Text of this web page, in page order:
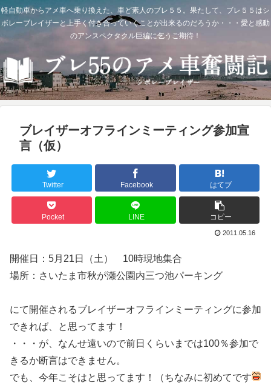
軽自動車からアメ車へ乗り換えた、車ど素人のブレ５５。果たして、ブレ５５はシ
ボレーブレイザーと上手く付き合っていくことが出来るのだろうか・・・愛と感動
のアンスペクタクル巨編に乞うご期待！
ブレイザーオフラインミーティング参加宣
言（仮）
Twitter Facebook はてブ
Pocket LINE コピー
2011.05.16
開催日：5月21日（土） 10時現地集合
場所：さいたま市秋が瀬公園内三つ池パーキング
にて開催されるブレイザーオフラインミーティングに参加
できれば、と思ってます！
・・・が、なんせ遠いので前日くらいまでは100％参加で
きるか断言はできません。
でも、今年こそはと思ってます！（ちなみに初めてです